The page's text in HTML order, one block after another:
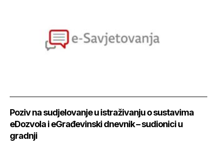
Poziv na sudjelovanje u istraživanju o sustavima
eDozvola i eGrađevinski dnevnik – sudionici u
gradnji